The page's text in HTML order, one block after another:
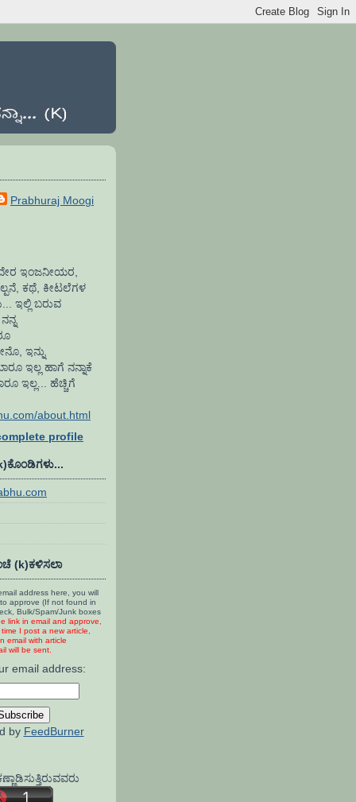
Prabhuraj Moogi
ಇಂಜನೀಯರ,
ಕಥೆ, ಕೀಟಲೆಗಳ
ಇಲ್ಲಿ ಬರುವ
ಇನ್ನು
ಇಲ್ಲ ಹಾಗೆ ನನ್ನಾಕೆ
ಇಲ್ಲ... ಹೆಚ್ಚಿಗೆ
about.html
profile
(k)ಕಳಿಸಲಾ
address here, you will
approve (If not found in
Bulk/Spam/Junk boxes
link in email and approve,
I post a new article,
email with article
will be sent.
email address:
by FeedBurner